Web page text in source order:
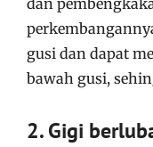
gusi dan dapat
bawah gusi,
2. Gigi